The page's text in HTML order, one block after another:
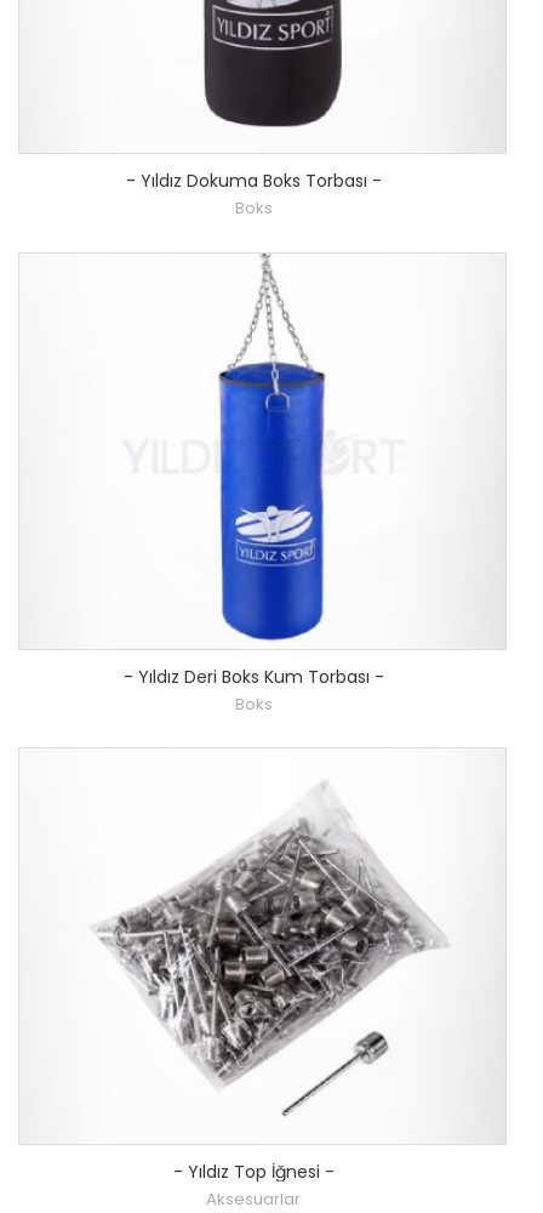
- Yıldız Dokuma Boks Torbası -
Boks
- Yıldız Deri Boks Kum Torbası -
Boks
- Yıldız Top İğnesi -
Aksesuarlar